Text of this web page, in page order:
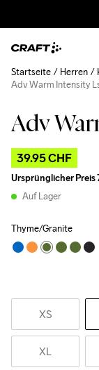
Adv
39.95 CHF
Ursprünglicher Preis
Auf Lager
Thyme/Granite
XS
XL
Startseite Herren
Adv Warm Intensity
Outlet